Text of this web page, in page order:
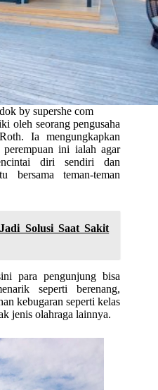
dok by supershe com
oleh seorang pengusaha
Ia mengungkapkan
perempuan ini ialah agar
diri sendiri dan
bersama teman-teman
Solusi Saat Sakit
para pengunjung bisa
seperti berenang,
kebugaran seperti kelas
jenis olahraga lainnya.